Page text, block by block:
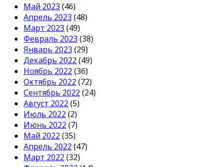
Май 2023 (46)
Апрель 2023 (48)
Март 2023 (49)
Февраль 2023 (38)
Январь 2023 (29)
Декабрь 2022 (49)
Ноябрь 2022 (36)
Октябрь 2022 (72)
Сентябрь 2022 (24)
Август 2022 (5)
Июль 2022 (2)
Июнь 2022 (7)
Май 2022 (35)
Апрель 2022 (47)
Март 2022 (32)